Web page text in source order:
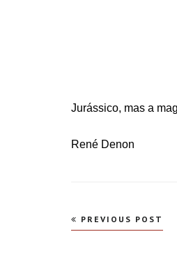
Jurássico, mas a
René Denon
Navegação
PREVIOUS POST